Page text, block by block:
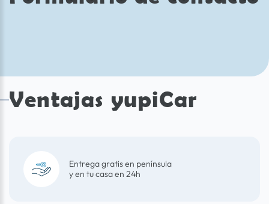
Ventajas yupiCar
Entrega gratis en península
y en tu casa en 24h